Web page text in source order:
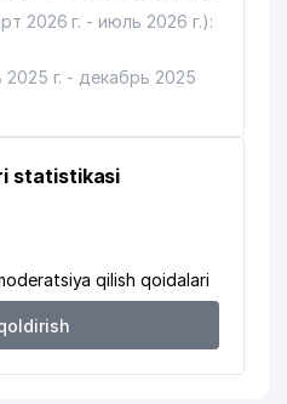
2026 г. - июль 2026 г.):
2025 г. - декабрь 2025
statistikasi
qilish qoidalari